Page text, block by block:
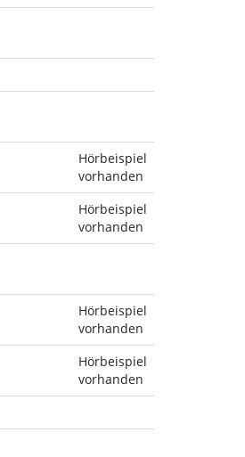
Hörbeispiel
vorhanden
Hörbeispiel
vorhanden
Hörbeispiel
vorhanden
Hörbeispiel
vorhanden